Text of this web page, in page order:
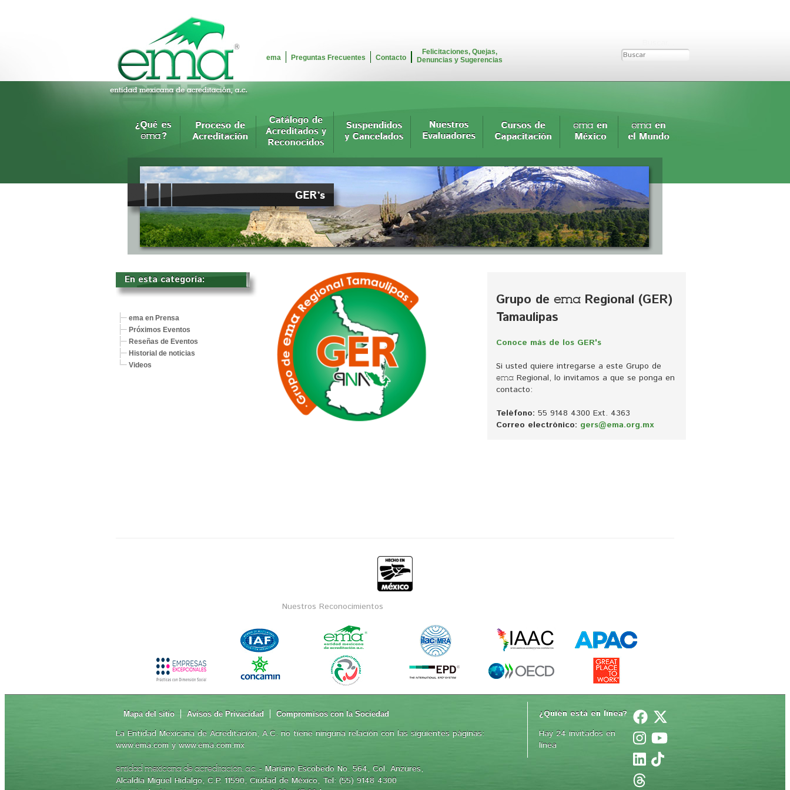
ema Preguntas Frecuentes Contacto
Felicitaciones, Quejas,
Denuncias y Sugerencias
Grupo de emaRegional (GER)
Tamaulipas
Conoce más de los GER's
Si usted quiere intregarse a este Grupo de
ema Regional, lo invitamos a que se ponga en
contacto:
Teléfono: 55 9148 4300 Ext. 4363
Correo electrónico: gers@ema.org.mx
En esta categoría:
ema en Prensa
Próximos Eventos
Reseñas de Eventos
Historial de noticias
Videos
Nuestros Reconocimientos
Mapa del sitio Avisos de Privacidad Compromisos con la Sociedad
La Entidad Mexicana de Acreditación, A.C. no tiene ninguna relación con las siguientes páginas:
www.ema.com y www.ema.com.mx
entidad mexicana de acreditación, a.c. - Mariano Escobedo No. 564, Col. Anzures,
Alcaldía Miguel Hidalgo, C.P. 11590, Ciudad de México, Tel: (55) 9148 4300
¿Quién está en línea?
Hay 24 invitados en
línea